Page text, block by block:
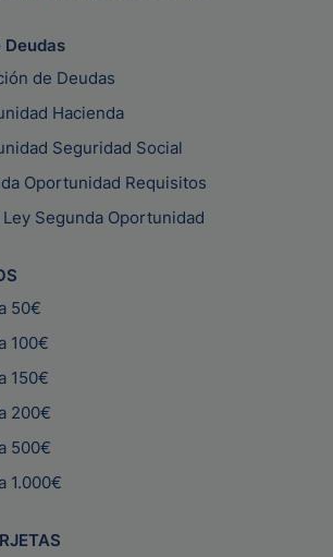
Deudas
de Deudas
Hacienda
Seguridad Social
Oportunidad Requisitos
Segunda Oportunidad
50€
100€
150€
200€
500€
1.000€